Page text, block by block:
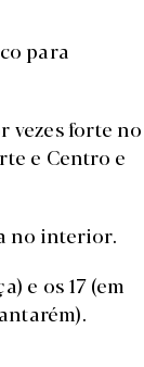
para
vezes forte no
e Centro e
no interior.
e os 17 (em